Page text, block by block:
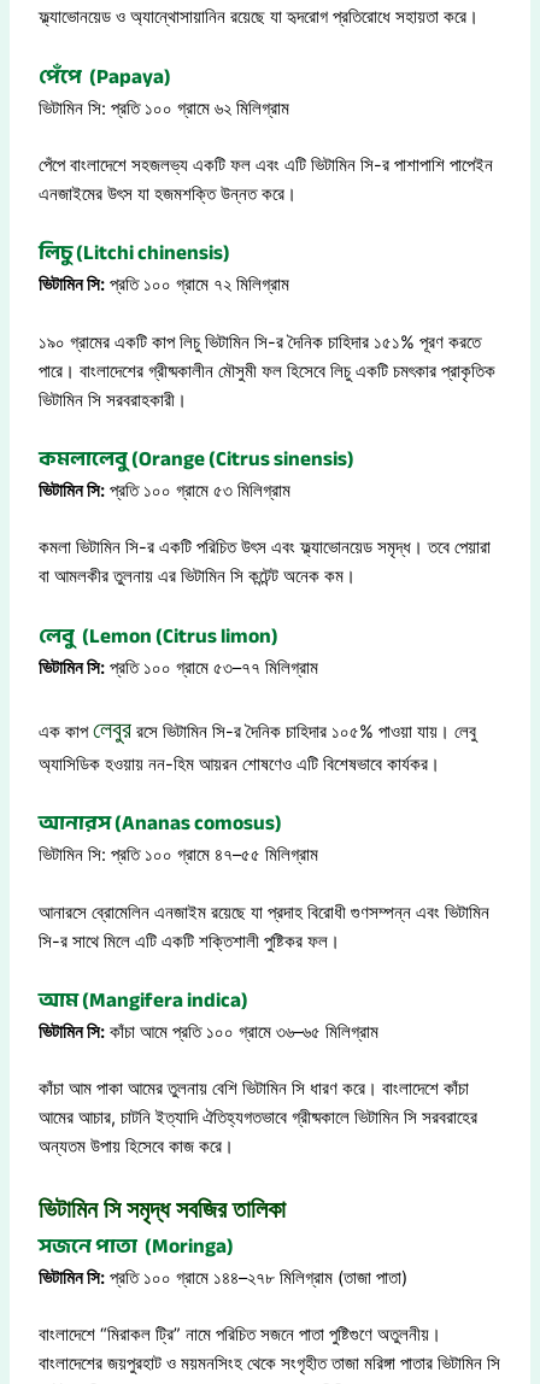
ফ্ল্যাভোনয়েড ও অ্যান্থোসায়ানিন রয়েছে যা হৃদরোগ প্রতিরোধে সহায়তা করে।
পেঁপে (Papaya)
ভিটামিন সি: প্রতি ১০০ গ্রামে ৬২ মিলিগ্রাম
পেঁপে বাংলাদেশে সহজলভ্য একটি ফল এবং এটি ভিটামিন সি-র পাশাপাশি পাপেইন
এনজাইমের উৎস যা হজমশক্তি উন্নত করে।
লিচু (Litchi chinensis)
ভিটামিন সি: প্রতি ১০০ গ্রামে ৭২ মিলিগ্রাম
১৯০ গ্রামের একটি কাপ লিচু ভিটামিন সি-র দৈনিক চাহিদার ১৫১% পূরণ করতে
পারে। বাংলাদেশের গ্রীষ্মকালীন মৌসুমী ফল হিসেবে লিচু একটি চমৎকার প্রাকৃতিক
ভিটামিন সি সরবরাহকারী।
কমলালেবু (Orange (Citrus sinensis)
ভিটামিন সি: প্রতি ১০০ গ্রামে ৫৩ মিলিগ্রাম
কমলা ভিটামিন সি-র একটি পরিচিত উৎস এবং ফ্ল্যাভোনয়েড সমৃদ্ধ। তবে পেয়ারা
বা আমলকীর তুলনায় এর ভিটামিন সি কন্টেন্ট অনেক কম।
লেবু (Lemon (Citrus limon)
ভিটামিন সি: প্রতি ১০০ গ্রামে ৫৩–৭৭ মিলিগ্রাম
এক কাপলেবুর রসে ভিটামিন সি-র দৈনিক চাহিদার ১০৫% পাওয়া যায়। লেবু
অ্যাসিডিক হওয়ায় নন-হিম আয়রন শোষণেও এটি বিশেষভাবে কার্যকর।
আনারস (Ananas comosus)
ভিটামিন সি: প্রতি ১০০ গ্রামে ৪৭–৫৫ মিলিগ্রাম
আনারসে ব্রোমেলিন এনজাইম রয়েছে যা প্রদাহ বিরোধী গুণসম্পন্ন এবং ভিটামিন
সি-র সাথে মিলে এটি একটি শক্তিশালী পুষ্টিকর ফল।
আম (Mangifera indica)
ভিটামিন সি: কাঁচা আমে প্রতি ১০০ গ্রামে ৩৬–৬৫ মিলিগ্রাম
কাঁচা আম পাকা আমের তুলনায় বেশি ভিটামিন সি ধারণ করে। বাংলাদেশে কাঁচা
আমের আচার, চাটনি ইত্যাদি ঐতিহ্যগতভাবে গ্রীষ্মকালে ভিটামিন সি সরবরাহের
অন্যতম উপায় হিসেবে কাজ করে।
ভিটামিন সি সমৃদ্ধ সবজির তালিকা
সজনে পাতা (Moringa)
ভিটামিন সি: প্রতি ১০০ গ্রামে ১৪৪–২৭৮ মিলিগ্রাম (তাজা পাতা)
বাংলাদেশে “মিরাকল ট্রি” নামে পরিচিত সজনে পাতা পুষ্টিগুণে অতুলনীয়।
বাংলাদেশের জয়পুরহাট ও ময়মনসিংহ থেকে সংগৃহীত তাজা মরিঙ্গা পাতার ভিটামিন সি